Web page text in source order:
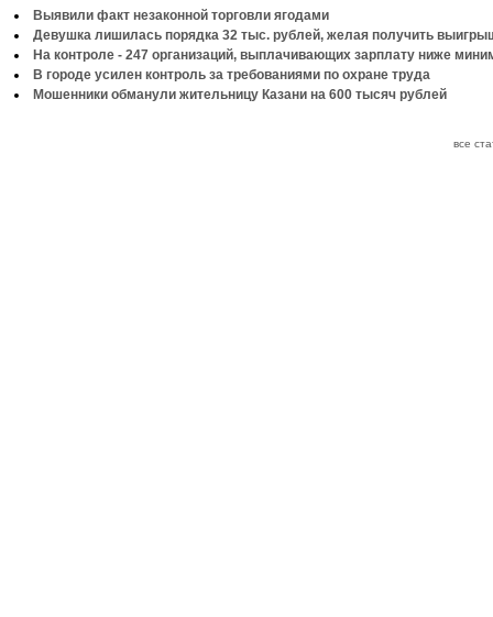
Выявили факт незаконной торговли ягодами
Девушка лишилась порядка 32 тыс. рублей, желая получить
На контроле - 247 организаций, выплачивающих зарплату ниже
В городе усилен контроль за требованиями по охране труда
Мошенники обманули жительницу Казани на 600 тысяч рублей
все